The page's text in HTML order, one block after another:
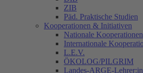
ZIB
Päd. Praktische Studien
Kooperationen & Initiativen
Nationale Kooperationen
Internationale
L.E.V.
ÖKOLOG/PILGRIM
Landes-ARGE-